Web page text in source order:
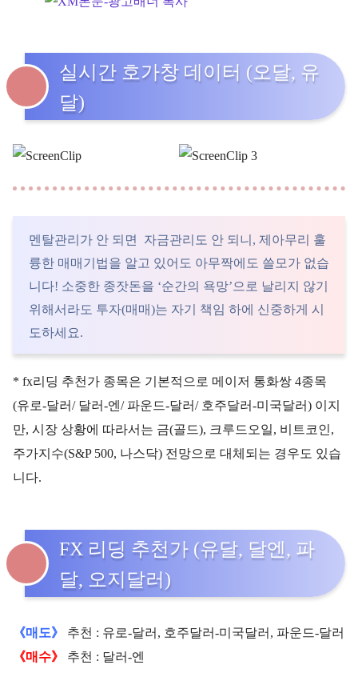
실시간 호가창 데이터 (오달, 유
달)
멘탈관리가 안 되면 자금관리도 안 되니, 제아무리 훌
륭한 매매기법을 알고 있어도 아무짝에도 쓸모가 없습
니다! 소중한 종잣돈을 ‘순간의 욕망’으로 날리지 않기
위해서라도 투자(매매)는 자기 책임 하에 신중하게 시
도하세요.
* fx리딩 추천가 종목은 기본적으로 메이저 통화쌍 4종목
(유로-달러/ 달러-엔/ 파운드-달러/ 호주달러-미국달러) 이지
만, 시장 상황에 따라서는 금(골드), 크루드오일, 비트코인,
주가지수(S&P 500, 나스닥) 전망으로 대체되는 경우도 있습
니다.
FX 리딩 추천가 (유달, 달엔, 파
달, 오지달러)
《매도》
추천 : 유로-달러, 호주달러-미국달러, 파운드-달러
《매수》
추천 : 달러-엔